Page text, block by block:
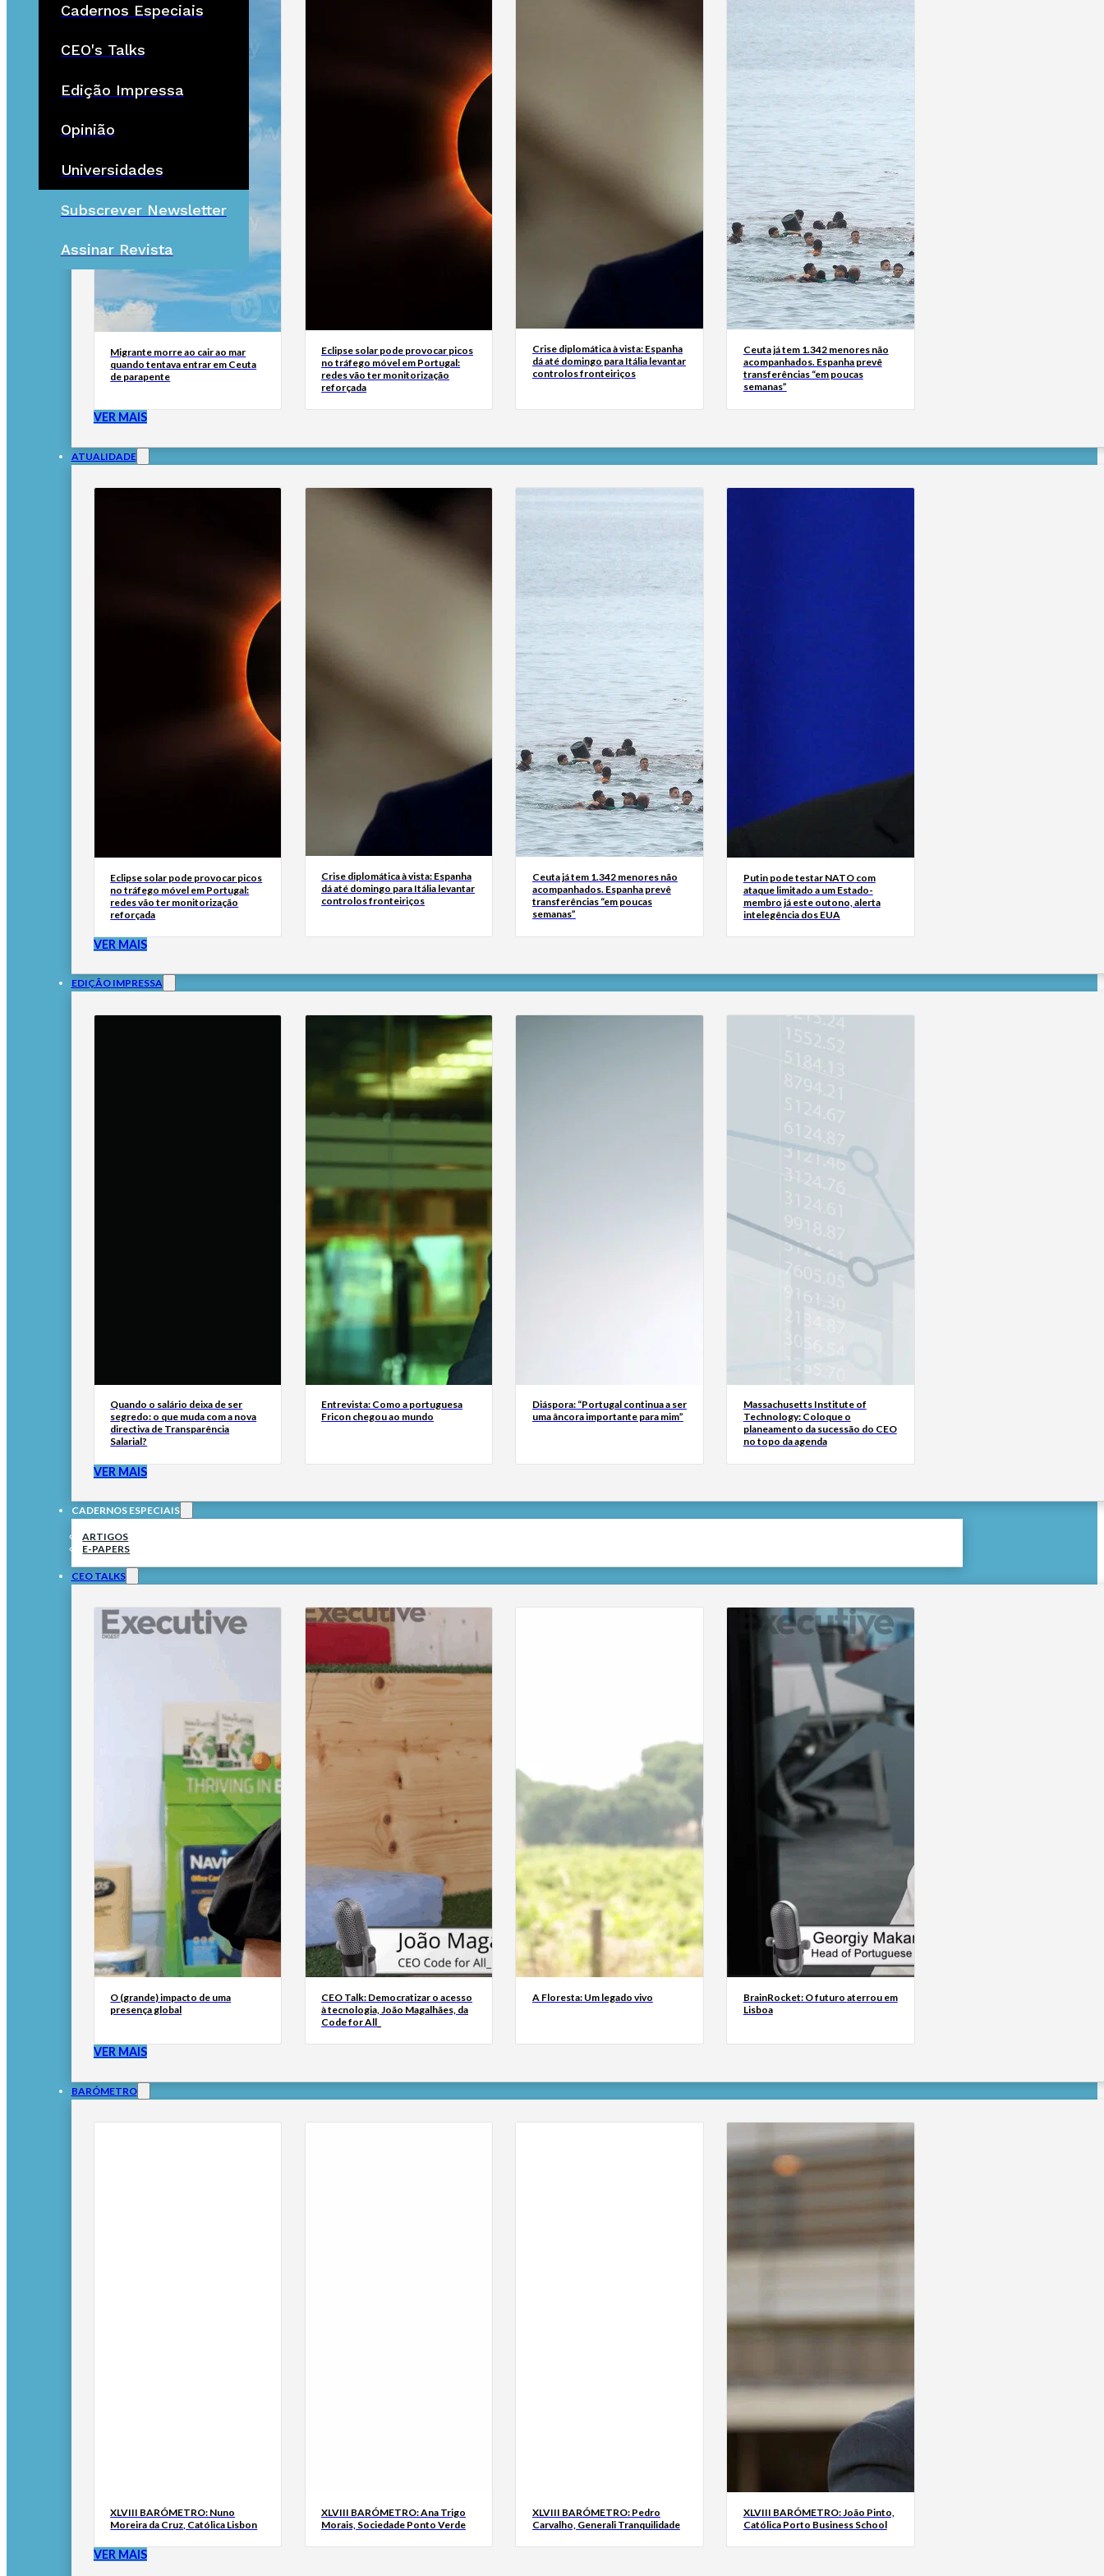
Cadernos Especiais
CEO's Talks
Edição Impressa
Opinião
Universidades
Subscrever Newsletter
Assinar Revista
Migrante morre ao cair ao mar
quando tentava entrar em Ceuta
de parapente
Eclipse solar pode provocar picos
no tráfego móvel em Portugal:
redes vão ter monitorização
reforçada
Crise diplomática à vista: Espanha
dá até domingo para Itália levantar
controlos fronteiriços
Ceuta já tem 1.342 menores não
acompanhados. Espanha prevê
transferências “em poucas
semanas”
VER MAIS
ATUALIDADE
Eclipse solar pode provocar picos
no tráfego móvel em Portugal:
redes vão ter monitorização
reforçada
Crise diplomática à vista: Espanha
dá até domingo para Itália levantar
controlos fronteiriços
Ceuta já tem 1.342 menores não
acompanhados. Espanha prevê
transferências “em poucas
semanas”
Putin pode testar NATO com
ataque limitado a um Estado-
membro já este outono, alerta
intelegência dos EUA
VER MAIS
EDIÇÃO IMPRESSA
Quando o salário deixa de ser
segredo: o que muda com a nova
directiva de Transparência
Salarial?
Entrevista: Como a portuguesa
Fricon chegou ao mundo
Diáspora: “Portugal continua a ser
uma âncora importante para mim”
Massachusetts Institute of
Technology: Coloque o
planeamento da sucessão do CEO
no topo da agenda
VER MAIS
CADERNOS ESPECIAIS
ARTIGOS
E-PAPERS
CEO TALKS
O (grande) impacto de uma
presença global
CEO Talk: Democratizar o acesso
à tecnologia, João Magalhães, da
Code for All_
A Floresta: Um legado vivo
BrainRocket: O futuro aterrou em
Lisboa
VER MAIS
BARÓMETRO
XLVIII BARÓMETRO: Nuno
Moreira da Cruz, Católica Lisbon
XLVIII BARÓMETRO: Ana Trigo
Morais, Sociedade Ponto Verde
XLVIII BARÓMETRO: Pedro
Carvalho, Generali Tranquilidade
XLVIII BARÓMETRO: João Pinto,
Católica Porto Business School
VER MAIS